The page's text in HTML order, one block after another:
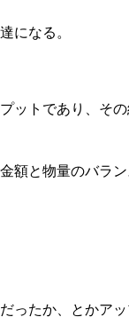
になる。
ットであり、そ
額と物量のバラ
ったか、とかア